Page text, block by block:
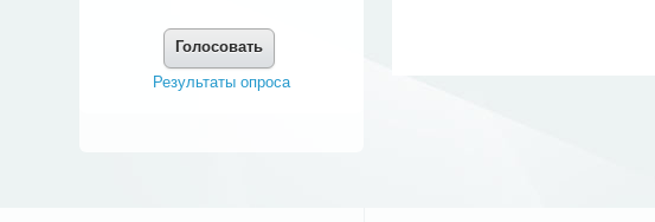
Голосовать
Результаты опроса